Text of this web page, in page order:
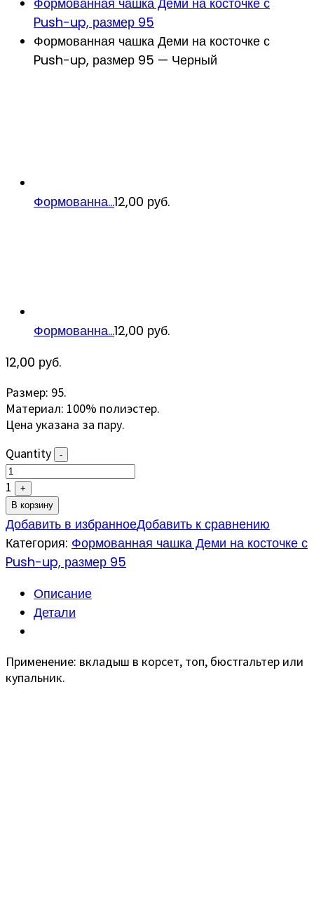
Push-up, размер 95
Формованная чашка Деми на косточке с
Push-up, размер 95 — Черный
Формованна...12,00 руб.
Формованна...12,00 руб.
12,00 руб.
Размер: 95.
Материал: 100% полиэстер.
Цена указана за пару.
Quantity
-
1 +
В корзину
Добавить в избранноеДобавить к сравнению
Категория: Формованная чашка Деми на косточке с
Push-up, размер 95
Описание
Детали
Применение: вкладыш в корсет, топ, бюстгальтер или
купальник.